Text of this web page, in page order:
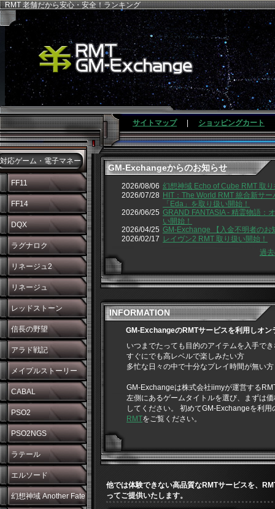
RMT 老舗だから安心・安全！ランキング
サイトマップ ショッピングカート
対応ゲーム・電子マネー
FF11
FF14
DQX
ラグナロク
リネージュ2
リネージュ
レッドストーン
信長の野望
アラド戦記
メイプルストーリー
CABAL
PSO2
PSO2NGS
ラテール
エルソード
幻想神域 Another Fate
GM-Exchangeからのお知らせ
2026/08/06 幻想神域 Echo of Cube RMT 取
2026/07/28 HIT：The World RMT 統合新サ
「Eda」を取り扱い開始！
2026/06/25 GRAND FANTASIA - 精霊物語：
い開始！
2026/04/25 GM-Exchange 【入金不明者のお
2026/02/17 レイヴン2 RMT 取り扱い開始！
過
INFORMATION
GM-ExchangeのRMTサービスを利用しオン
いつまでたっても目的のアイテムを入手で
すぐにでも高レベルで楽しみたい方
多忙な日々の中で十分なプレイ時間が無い方
GM-Exchangeは株式会社iimyが運営する
左側にあるゲームタイトルを選び、まずは
してください。 初めてGM-Exchangeを利用
RMTをご覧ください。
他では体験できない高品質なRMTサービスを、
ってご提供いたします。